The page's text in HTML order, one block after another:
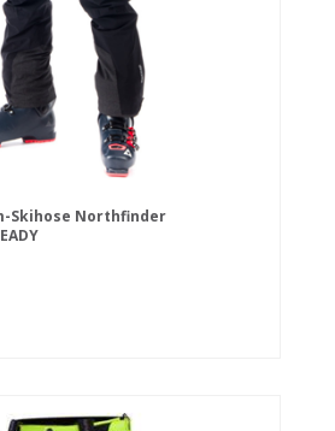
Skihose Northfinder